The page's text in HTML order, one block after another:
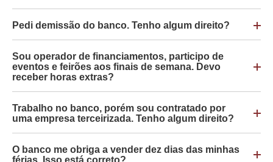
Pedi demissão do banco. Tenho algum direito?
Sou operador de financiamentos, participo de
eventos e feirões aos finais de semana. Devo
receber horas extras?
Trabalho no banco, porém sou contratado por
uma empresa terceirizada. Tenho algum direito?
O banco me obriga a vender dez dias das minhas
férias. Isso está correto?